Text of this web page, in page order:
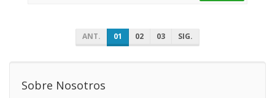
ANT. 01 02 03 SIG.
Sobre Nosotros